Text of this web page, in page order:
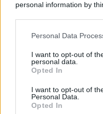
personal information by
This information may also
disclose it to other third
Please note that this
services and may gather
not limited to your visit or
grant or deny consent to
Personal Data
I want to opt-out of
personal data.
Opted In
I want to opt-out of
Personal Data.
Opted In
Il medagliere /
Europei
Italia
Il centenario /A L'Aquila